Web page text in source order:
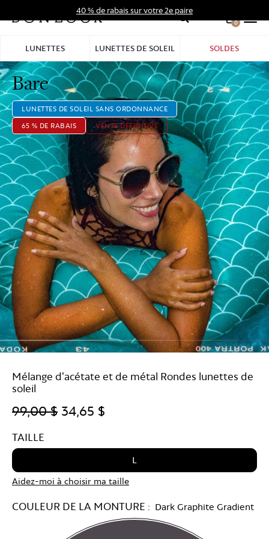
au
40 % de rabais sur votre 2e paire
0
LUNETTES LUNETTES DE SOLEIL SOLDES
Bare
LUNETTES DE SOLEIL SANS ORDONNANCE
65 % DE RABAIS
VENTE DÉFINITIVE
Mélange d'acétate et de métal Rondes lunettes de
soleil
99,00 $ 34,65 $
TAILLE
L
Aidez-moi à choisir ma taille
COULEUR DE LA MONTURE : Dark Graphite Gradient